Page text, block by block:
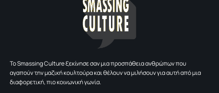
To Smassing Culture ξεκίνησε σαν μια προσπάθεια ανθρώπων που
αγαπούν την μαζική κουλτούρα και θέλουν να μιλήσουν για αυτή από μια
διαφορετική, πιο κοινωνική γωνία.